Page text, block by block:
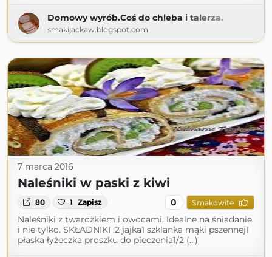
Domowy wyrób.Coś do chleba i talerza.
smakijackaw.blogspot.com
7 marca 2016
Naleśniki w paski z kiwi
80 1 Zapisz 0 Smakowite
Naleśniki z twarożkiem i owocami. Idealne na śniadanie
i nie tylko. SKŁADNIKI :2 jajka1 szklanka mąki pszennej1
płaska łyżeczka proszku do pieczenia1/2 (...)